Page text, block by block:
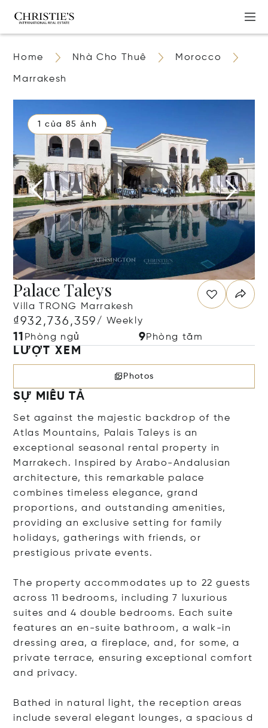
Home Nhà Cho Thuê Morocco
Marrakesh
1 của 85 ảnh
Palace Taleys
Villa TRONG Marrakesh
₫932,736,359/ Weekly
11 Phòng ngủ 9Phòng tắm
LƯỢT XEM
Photos
SỰ MIÊU TẢ
Set against the majestic backdrop of the
Atlas Mountains, Palais Taleys is an
exceptional seasonal rental property in
Marrakech. Inspired by Arabo-Andalusian
architecture, this remarkable palace
combines timeless elegance, grand
proportions, and outstanding amenities,
providing an exclusive setting for family
holidays, gatherings with friends, or
prestigious private events.
The property accommodates up to 22 guests
across 11 bedrooms, including 7 luxurious
suites and 4 double bedrooms. Each suite
features an en-suite bathroom, a walk-in
dressing area, a fireplace, and, for some, a
private terrace, ensuring exceptional comfort
and privacy.
Bathed in natural light, the reception areas
include several elegant lounges, a spacious d